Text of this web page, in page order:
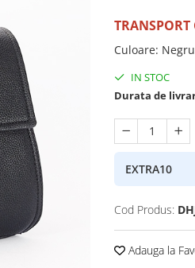
Culoare: Negru
IN STOC
Durata de
EXTRA10
Cod Produs:
Adauga la